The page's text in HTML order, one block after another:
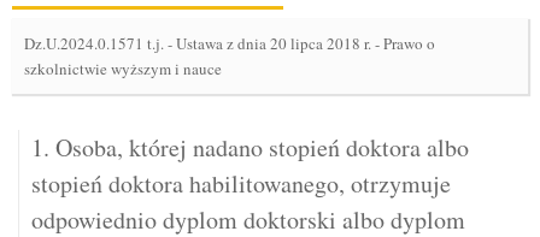
Dz.U.2024.0.1571 t.j.-Ustawa z dnia 20 lipca 2018 r. - Prawo o
szkolnictwie wyższym i nauce
1. Osoba, której nadano stopień doktora albo
stopień doktora habilitowanego, otrzymuje
odpowiednio dyplom doktorski albo dyplom